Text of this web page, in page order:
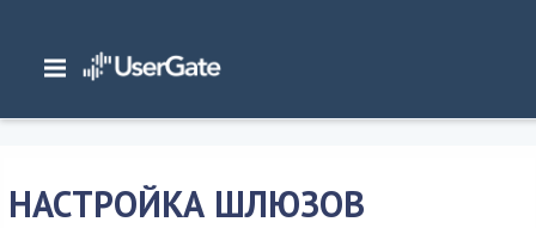
Главная/ Документация/SIEM/
UserGate SIEM 7.x Руководство администратора
НАСТРОЙКА ШЛЮЗОВ